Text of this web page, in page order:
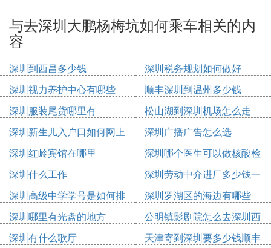
与去深圳大鹏杨梅坑如何乘车相关的内
容
深圳到西昌多少钱
深圳税务规划如何做好
深圳视力养护中心有哪些
顺丰深圳到温州多少钱
深圳服装尾货哪里有
松山湖到深圳机场怎么走
深圳新生儿入户口如何网上
申请
深圳广播广告怎么选
深圳红岭宾馆在哪里
深圳哪个医生可以做核酸检
测
深圳什么工作
深圳劳动中介进厂多少钱一
个月
深圳高级中学学号是如何排
的
深圳罗湖区的海边有哪些
深圳哪里有光盘的地方
公明镇影剧院怎么去深圳西
站
深圳有什么歌厅 天津寄到深圳要多少钱顺丰